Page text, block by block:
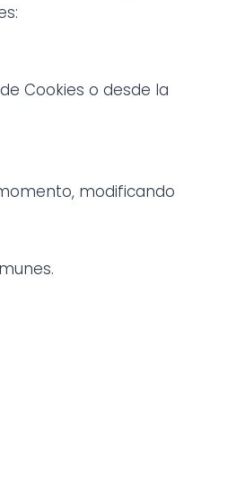
Cookies o desde la
modificando